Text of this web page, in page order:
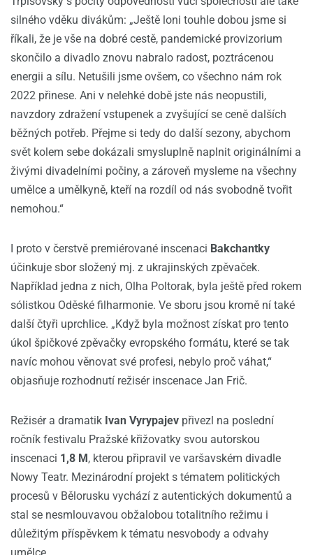
silného vděku divákům: „Ještě loni touhle dobou jsme si
říkali, že je vše na dobré cestě, pandemické provizorium
skončilo a divadlo znovu nabralo radost, poztrácenou
energii a sílu. Netušili jsme ovšem, co všechno nám rok
2022 přinese. Ani v nelehké době jste nás neopustili,
navzdory zdražení vstupenek a zvyšující se ceně dalších
běžných potřeb. Přejme si tedy do další sezony, abychom
svět kolem sebe dokázali smysluplně naplnit originálními a
živými divadelními počiny, a zároveň mysleme na všechny
umělce a umělkyně, kteří na rozdíl od nás svobodně tvořit
nemohou.“
I proto v čerstvě premiérované inscenaci Bakchantky
účinkuje sbor složený mj. z ukrajinských zpěvaček.
Například jedna z nich, Olha Poltorak, byla ještě před rokem
sólistkou Oděské filharmonie. Ve sboru jsou kromě ní také
další čtyři uprchlice. „Když byla možnost získat pro tento
úkol špičkové zpěvačky evropského formátu, které se tak
navíc mohou věnovat své profesi, nebylo proč váhat,“
objasňuje rozhodnutí režisér inscenace Jan Frič.
Režisér a dramatik Ivan Vyrypajev přivezl na poslední
ročník festivalu Pražské křižovatky svou autorskou
inscenaci 1,8 M, kterou připravil ve varšavském divadle
Nowy Teatr. Mezinárodní projekt s tématem politických
procesů v Bělorusku vychází z autentických dokumentů a
stal se nesmlouvavou obžalobou totalitního režimu i
důležitým příspěvkem k tématu nesvobody a odvahy